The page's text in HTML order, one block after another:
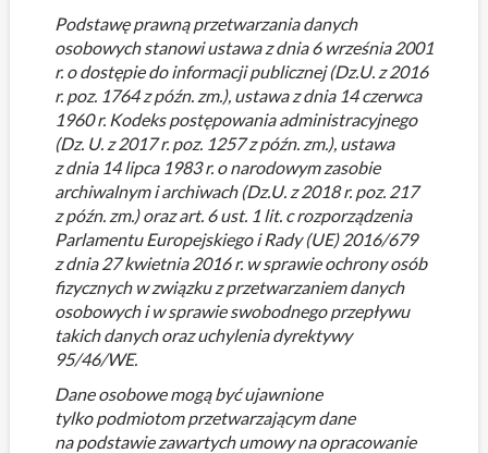
Podstawę prawną przetwarzania danych
osobowych stanowi ustawa z dnia 6 września 2001
r. o dostępie do informacji publicznej (Dz.U. z 2016
r. poz. 1764 z późn. zm.), ustawa z dnia 14 czerwca
1960 r. Kodeks postępowania administracyjnego
(Dz. U. z 2017 r. poz. 1257 z późn. zm.), ustawa
z dnia 14 lipca 1983 r. o narodowym zasobie
archiwalnym i archiwach (Dz.U. z 2018 r. poz. 217
z późn. zm.) oraz art. 6 ust. 1 lit. c rozporządzenia
Parlamentu Europejskiego i Rady (UE) 2016/679
z dnia 27 kwietnia 2016 r. w sprawie ochrony osób
fizycznych w związku z przetwarzaniem danych
osobowych i w sprawie swobodnego przepływu
takich danych oraz uchylenia dyrektywy
95/46/WE.
Dane osobowe mogą być ujawnione
tylko podmiotom przetwarzającym dane
na podstawie zawartych umowy na opracowanie